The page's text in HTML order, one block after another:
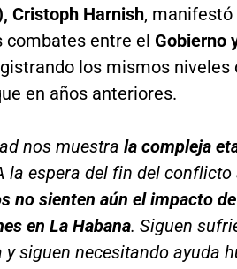
Cristoph Harnish, manifestó
combates entre el Gobierno
los mismos niveles
en años anteriores.
nos muestra la compleja
la espera del fin del conflicto
no sienten aún el impacto
en La Habana. Siguen
y siguen necesitando ayuda